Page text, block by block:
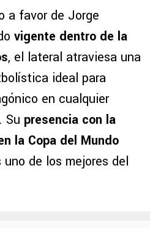
a favor de Jorge
vigente dentro de la
, el lateral atraviesa una
ideal para
en cualquier
Su presencia con la
la Copa del Mundo
de los mejores del